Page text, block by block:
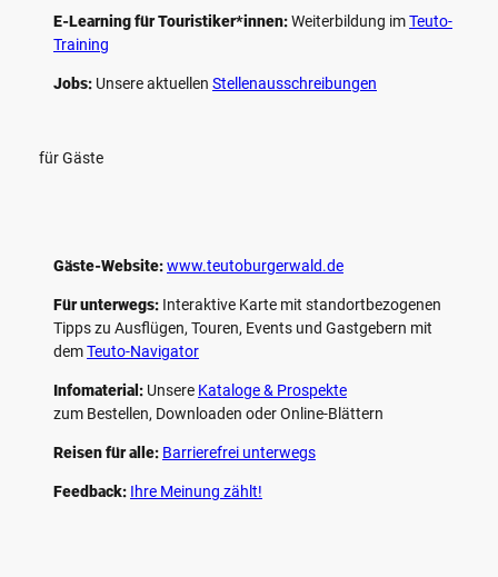
E-Learning für Touristiker*innen:Weiterbildung imTeuto-
Training
Jobs: Unsere aktuellen Stellenausschreibungen
für Gäste
Gäste-Website:www.teutoburgerwald.de
Für unterwegs: Interaktive Karte mit standort­bezogenen
Tipps zu Ausflügen, Touren, Events und Gastgebern mit
demTeuto-Navigator
Infomaterial: Unsere Kataloge & Prospekte
zum Bestellen, Downloaden oder Online-Blättern
Reisen für alle: Barrierefrei unterwegs
Feedback: Ihre Meinung zählt!